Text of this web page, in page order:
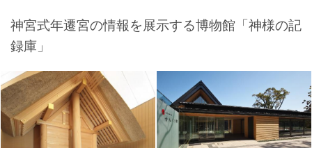
神宮式年遷宮の情報を展示する博物館「神様の記
録庫」